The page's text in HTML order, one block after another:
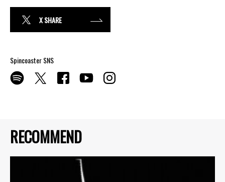
RECOMMEND
X SHARE
Spincoaster SNS